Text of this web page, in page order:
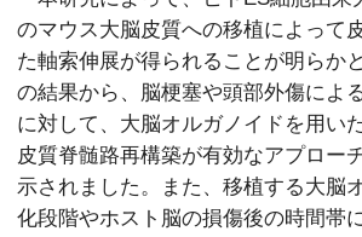
のマウス大脳皮質への移植によって
た軸索伸展が得られることが明らか
の結果から、脳梗塞や頭部外傷によ
に対して、大脳オルガノイドを用い
皮質脊髄路再構築が有効なアプロー
示されました。また、移植する大脳
化段階やホスト脳の損傷後の時間帯